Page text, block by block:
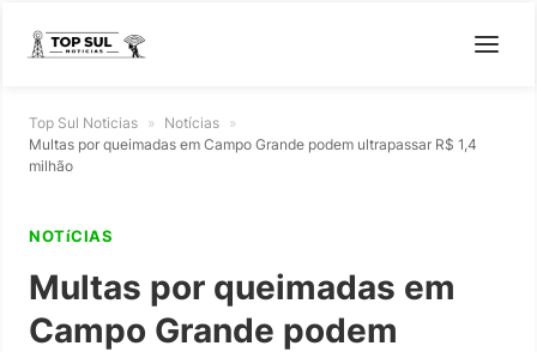
Top Sul Noticias » Notícias »
Multas por queimadas em Campo Grande podem ultrapassar R$ 1,4
milhão
NOTíCIAS
Multas por queimadas em
Campo Grande podem